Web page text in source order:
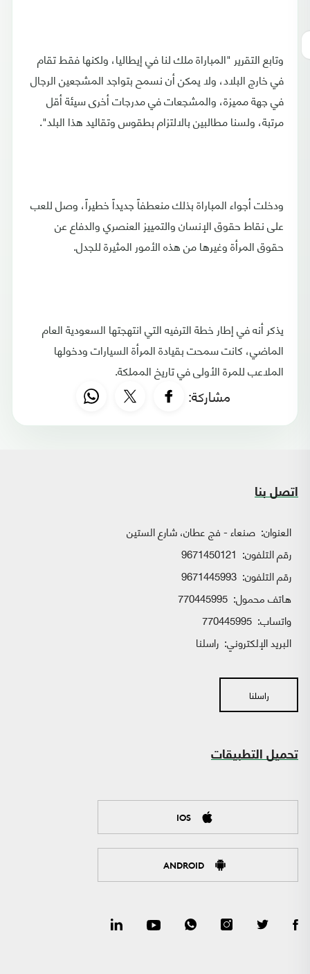
وتابع التقرير "المباراة ملك لنا في إيطاليا، ولكنها فقط تقام
في خارج البلاد، ولا يمكن أن نسمح بتواجد المشجعين الرجال
في جهة مميزة، والمشجعات في مدرجات أخرى سيئة أقل
مرتبة، ولسنا مطالبين بالالتزام بطقوس وتقاليد هذا البلد".
ودخلت أجواء المباراة بذلك منعطفاً جديداً خطيراً، وصل للعب
على نقاط حقوق الإنسان والتمييز العنصري والدفاع عن
حقوق المرأة وغيرها من هذه الأمور المثيرة للجدل.
يذكر أنه في إطار خطة الترفيه التي انتهجتها السعودية العام
الماضي، كانت سمحت بقيادة المرأة السيارات ودخولها
الملاعب للمرة الأولى في تاريخ المملكة.
مشاركة:
اتصل بنا
العنوان: صنعاء - فج عطان، شارع الستين
رقم التلفون: 9671450121
رقم التلفون: 9671445993
هاتف محمول: 770445995
واتساب:
البريد الإلكتروني: راسلنا
راسلنا
تحميل التطبيقات
IOS
ANDROID